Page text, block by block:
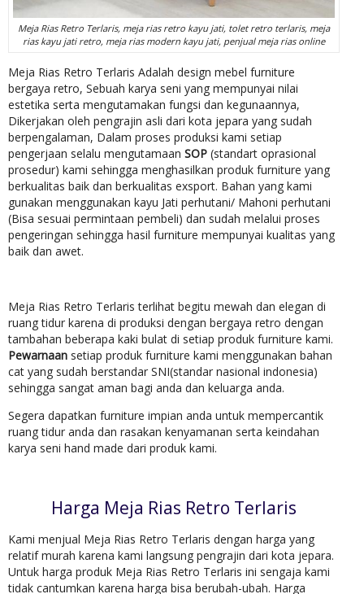
Meja Rias Retro Terlaris, meja rias retro kayu jati, tolet retro terlaris, meja
rias kayu jati retro, meja rias modern kayu jati, penjual meja rias online
Meja Rias Retro Terlaris Adalah design mebel furniture
bergaya retro, Sebuah karya seni yang mempunyai nilai
estetika serta mengutamakan fungsi dan kegunaannya,
Dikerjakan oleh pengrajin asli dari kota jepara yang sudah
berpengalaman, Dalam proses produksi kami setiap
pengerjaan selalu mengutamaan SOP (standart oprasional
prosedur) kami sehingga menghasilkan produk furniture yang
berkualitas baik dan berkualitas exsport. Bahan yang kami
gunakan menggunakan kayu Jati perhutani/ Mahoni perhutani
(Bisa sesuai permintaan pembeli) dan sudah melalui proses
pengeringan sehingga hasil furniture mempunyai kualitas yang
baik dan awet.
Meja Rias Retro Terlaris terlihat begitu mewah dan elegan di
ruang tidur karena di produksi dengan bergaya retro dengan
tambahan beberapa kaki bulat di setiap produk furniture kami.
Pewarnaan setiap produk furniture kami menggunakan bahan
cat yang sudah berstandar SNI(standar nasional indonesia)
sehingga sangat aman bagi anda dan keluarga anda.
Segera dapatkan furniture impian anda untuk mempercantik
ruang tidur anda dan rasakan kenyamanan serta keindahan
karya seni hand made dari produk kami.
Harga Meja Rias Retro Terlaris
Kami menjual Meja Rias Retro Terlaris dengan harga yang
relatif murah karena kami langsung pengrajin dari kota jepara.
Untuk harga produk Meja Rias Retro Terlaris ini sengaja kami
tidak cantumkan karena harga bisa berubah-ubah. Harga